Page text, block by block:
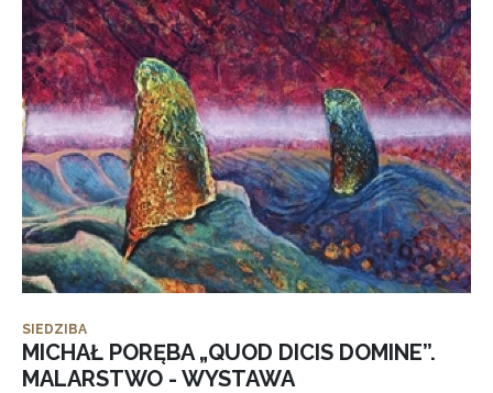
SIEDZIBA
MICHAŁ PORĘBA „QUOD DICIS DOMINE”.
MALARSTWO - WYSTAWA